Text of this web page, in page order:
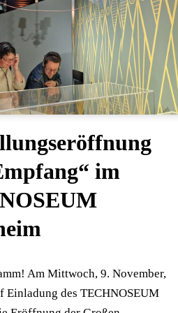
im
Am Mittwoch, 9. November,
Einladung des TECHNOSEUM